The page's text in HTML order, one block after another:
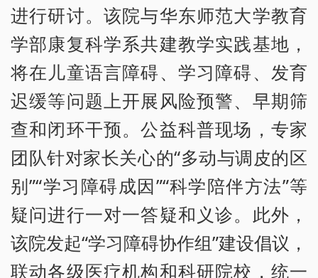
进行研讨。该院与华东师范大学教育
学部康复科学系共建教学实践基地，
将在儿童语言障碍、学习障碍、发育
迟缓等问题上开展风险预警、早期筛
查和闭环干预。公益科普现场，专家
团队针对家长关心的“多动与调皮的区
别”“学习障碍成因”“科学陪伴方法”等
疑问进行一对一答疑和义诊。此外，
该院发起“学习障碍协作组”建设倡议，
联动各级医疗机构和科研院校，统一